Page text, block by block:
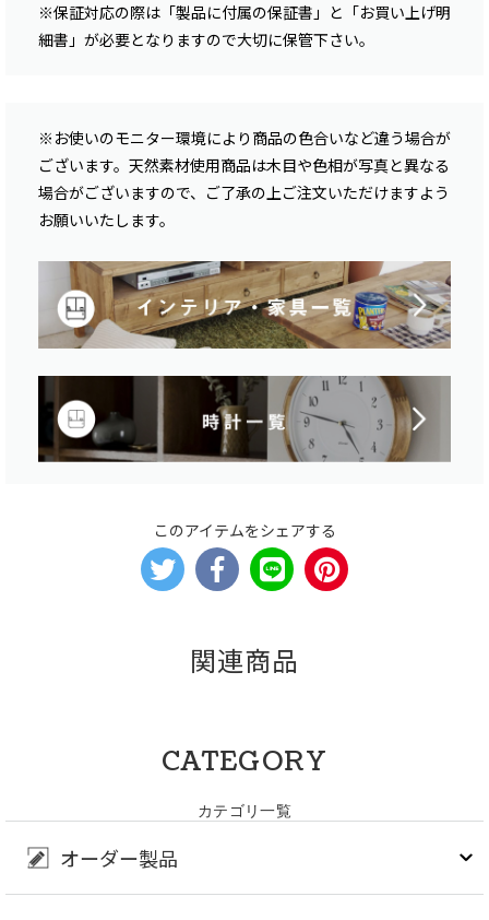
※保証対応の際は「製品に付属の保証書」と「お買い上げ明
細書」が必要となりますので大切に保管下さい。
※お使いのモニター環境により商品の色合いなど違う場合が
ございます。天然素材使用商品は木目や色相が写真と異なる
場合がございますので、ご了承の上ご注文いただけますよう
お願いいたします。
このアイテムをシェアする
関連商品
CATEGORY
カテゴリ一覧
オーダー製品